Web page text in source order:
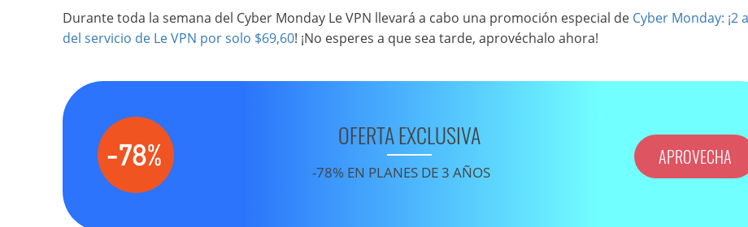
Durante toda la semana del Cyber Monday Le VPN llevará a cabo una promoción especial de Cyber Monday: ¡2
del servicio de Le VPN por solo $69,60! ¡No esperes a que sea tarde, aprovéchalo ahora!
OFERTA EXCLUSIVA
-78% EN PLANES DE 3 AÑOS
APROVECHA